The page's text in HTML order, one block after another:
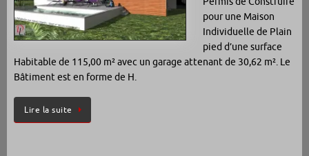
pour une Maison
Individuelle de Plain
pied d’une surface
Habitable de 115,00 m² avec un garage attenant de 30,62 m². Le
Bâtiment est en forme de H.
Lire la suite